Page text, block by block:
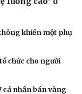
khiến một phụ
chức cho người
cá nhân bán vàng